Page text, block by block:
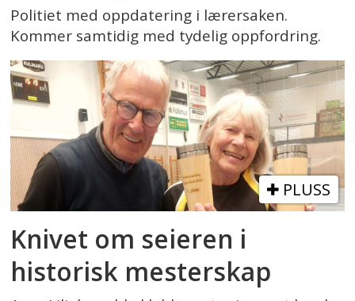
Politiet med oppdatering i lærersaken.
Kommer samtidig med tydelig oppfordring.
PLUSS
Knivet om seieren i
historisk mesterskap